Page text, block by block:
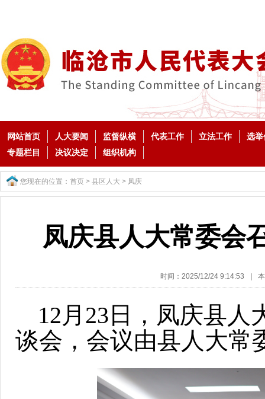
网站首页 人大要闻 监督纵横 代表工作 立法工作
选举
专题栏目
决议决定 组织机构
您现在的位置： 首页 > 县区人大 > 凤庆
凤庆县人大常委会
时间：2025/12/24 9:14:53
12月23日，凤庆县人
谈会，会议由县人大常